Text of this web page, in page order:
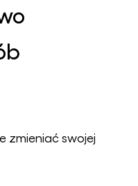
zmieniać swojej